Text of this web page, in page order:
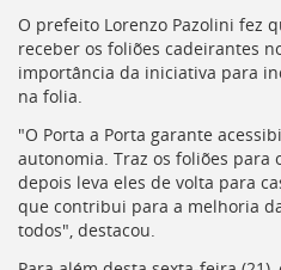
[]
Ir
para
a
[]
Voltar
para
o
início
O prefeito Lorenzo Pazolini fez
receber os foliões cadeirantes
importância da iniciativa para
na folia.
"O Porta a Porta garante
autonomia. Traz os foliões para
depois leva eles de volta para
que contribui para a melhoria
todos", destacou.